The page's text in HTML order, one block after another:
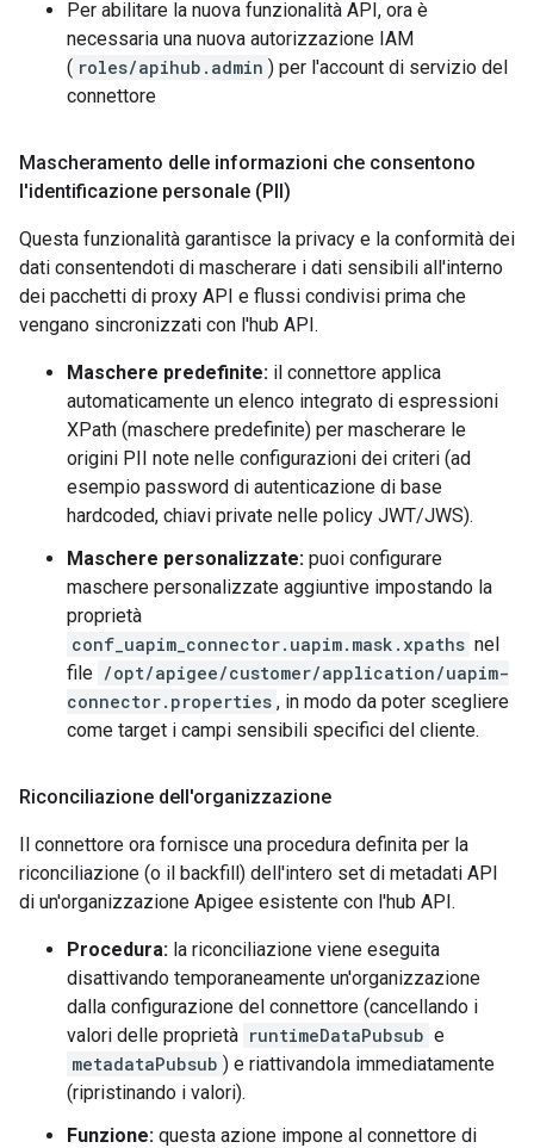
Per abilitare la nuova funzionalità API, ora è
necessaria una nuova autorizzazione IAM
( roles/apihub.admin ) per l'account di servizio del
connettore
Mascheramento delle informazioni che consentono
l'identificazione personale (PII)
Questa funzionalità garantisce la privacy e la conformità dei
dati consentendoti di mascherare i dati sensibili all'interno
dei pacchetti di proxy API e flussi condivisi prima che
vengano sincronizzati con l'hub API.
Maschere predefinite: il connettore applica
automaticamente un elenco integrato di espressioni
XPath (maschere predefinite) per mascherare le
origini PII note nelle configurazioni dei criteri (ad
esempio password di autenticazione di base
hardcoded, chiavi private nelle policy JWT/JWS).
Maschere personalizzate: puoi configurare
maschere personalizzate aggiuntive impostando la
proprietà
conf_uapim_connector.uapim.mask.xpaths nel
file /opt/apigee/customer/application/uapim-
connector.properties , in modo da poter scegliere
come target i campi sensibili specifici del cliente.
Riconciliazione dell'organizzazione
Il connettore ora fornisce una procedura definita per la
riconciliazione (o il backfill) dell'intero set di metadati API
di un'organizzazione Apigee esistente con l'hub API.
Procedura: la riconciliazione viene eseguita
disattivando temporaneamente un'organizzazione
dalla configurazione del connettore (cancellando i
valori delle proprietà runtimeDataPubsub e
metadataPubsub ) e riattivandola immediatamente
(ripristinando i valori).
Funzione: questa azione impone al connettore di